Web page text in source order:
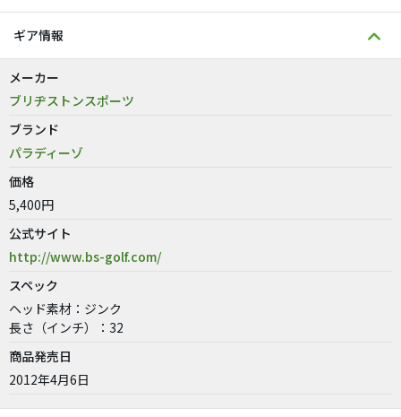
ギア情報
メーカー
ブリヂストンスポーツ
ブランド
パラディーゾ
価格
5,400円
公式サイト
http://www.bs-golf.com/
スペック
ヘッド素材：ジンク
長さ（インチ）：32
商品発売日
2012年4月6日